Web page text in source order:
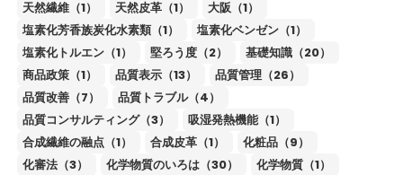
天然繊維（1） 天然皮革（1）
大阪（1）
塩素化芳香族炭化水素類（1）
塩素化ベンゼン（1）
塩素化トルエン（1）
堅ろう度（2）
基礎知識（20）
商品政策（1）
品質表示（13）
品質管理（26）
品質改善（7）
品質トラブル（4）
品質コンサルティング（3）
吸湿発熱機能（1）
合成繊維の融点（1）
合成皮革（1）
化粧品（9）
化審法（3）
化学物質のいろは（30）
化学物質（1）